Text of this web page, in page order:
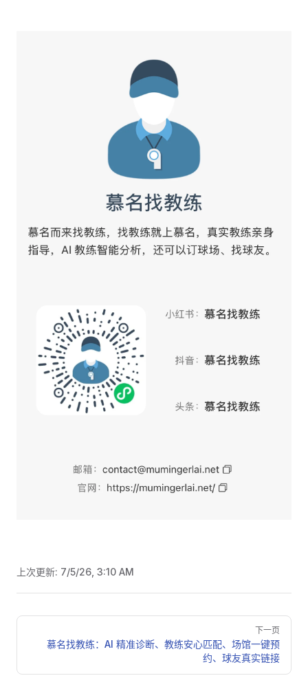
上次更新: 7/5/26, 3:10 AM
Pager
下一页
慕名找教练：AI 精准诊断、教练安心匹配、场馆一键预
约、球友真实链接